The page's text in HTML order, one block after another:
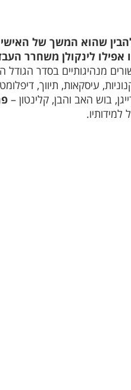
שהוא המשך של
אפילו לינקולן משחרר
מנהיגותיים בסדר
עיסקאות, תיווך,
בוש האב והבן, קלינטון –